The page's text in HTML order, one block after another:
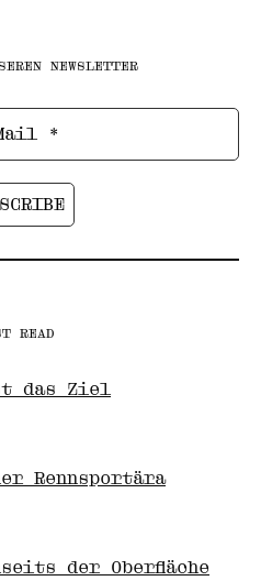
NEWSLETTER
READ
das Ziel
Rennsportära
der Oberfläche